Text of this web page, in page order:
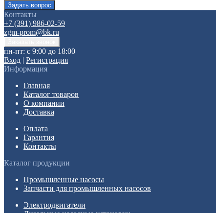
Контакты
+7 (391) 986-02-59
zgm-prom@bk.ru
пн-пт: с 9:00 до 18:00
Вход | Регистрация
Информация
Главная
Каталог товаров
О компании
Доставка
Оплата
Гарантия
Контакты
Каталог продукции
Промышленные насосы
Запчасти для промышленных насосов
Электродвигатели